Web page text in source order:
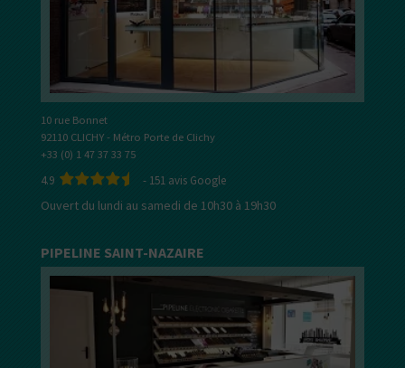
10 rue Bonnet
92110 CLICHY - Métro Porte de Clichy
+33 (0) 1 47 37 33 75
4.9 - 151 avis Google
Ouvert du lundi au samedi de 10h30 à 19h30
PIPELINE SAINT-NAZAIRE